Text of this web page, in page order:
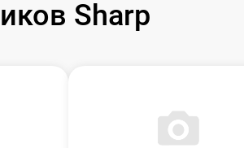
Sharp